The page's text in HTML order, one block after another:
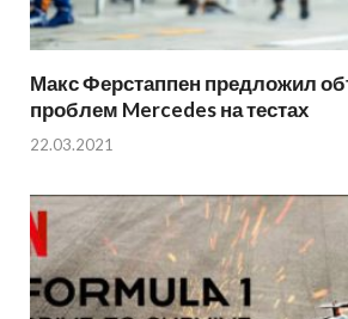
Макс Ферстаппен предложил
проблем Mercedes на тестах
22.03.2021